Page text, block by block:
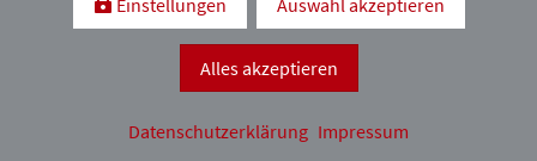
Kontakt & Anfahrt Impressum Datenschutzerklärung
Einstellungen Auswahl akzeptieren
Alles akzeptieren
Datenschutzerklärung Impressum